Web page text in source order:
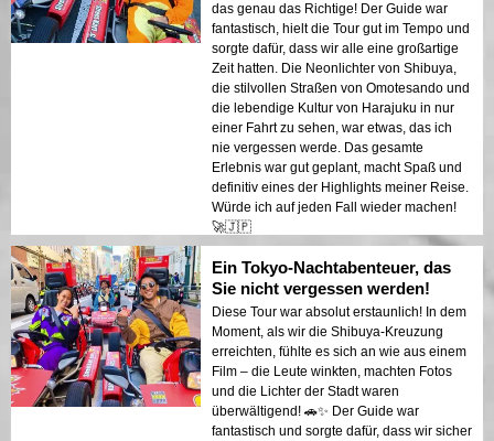
das genau das Richtige! Der Guide war
fantastisch, hielt die Tour gut im Tempo und
sorgte dafür, dass wir alle eine großartige
Zeit hatten. Die Neonlichter von Shibuya,
die stilvollen Straßen von Omotesando und
die lebendige Kultur von Harajuku in nur
einer Fahrt zu sehen, war etwas, das ich
nie vergessen werde. Das gesamte
Erlebnis war gut geplant, macht Spaß und
definitiv eines der Highlights meiner Reise.
Würde ich auf jeden Fall wieder machen!
🚀🇯🇵
Ein Tokyo-Nachtabenteuer, das
Sie nicht vergessen werden!
Diese Tour war absolut erstaunlich! In dem
Moment, als wir die Shibuya-Kreuzung
erreichten, fühlte es sich an wie aus einem
Film – die Leute winkten, machten Fotos
und die Lichter der Stadt waren
überwältigend! 🚗✨ Der Guide war
fantastisch und sorgte dafür, dass wir sicher